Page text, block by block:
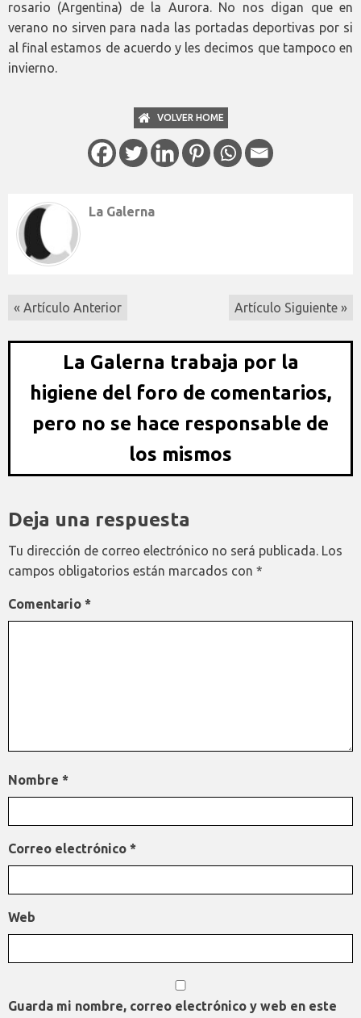
rosario (Argentina) de la Aurora. No nos digan que en
verano no sirven para nada las portadas deportivas por si
al final estamos de acuerdo y les decimos que tampoco en
invierno.
VOLVER HOME
La Galerna
« Artículo Anterior Artículo Siguiente »
La Galerna trabaja por la
higiene del foro de comentarios,
pero no se hace responsable de
los mismos
Deja una respuesta
Tu dirección de correo electrónico no será publicada. Los
campos obligatorios están marcados con *
Comentario *
Nombre *
Correo electrónico *
Web
Guarda mi nombre, correo electrónico y web en este